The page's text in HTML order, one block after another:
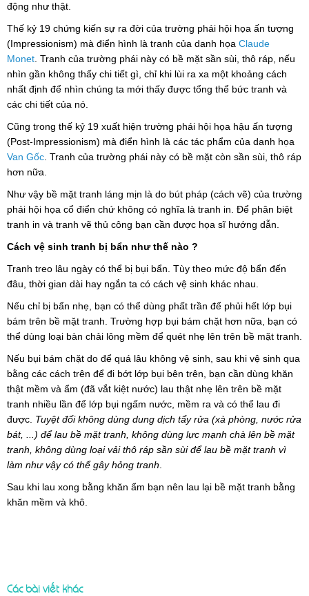
động như thật.
Thế kỷ 19 chứng kiến sự ra đời của trường phái hội họa ấn tượng
(Impressionism) mà điển hình là tranh của danh họa Claude
Monet . Tranh của trường phái này có bề mặt sần sùi, thô ráp, nếu
nhìn gần không thấy chi tiết gì, chỉ khi lùi ra xa một khoảng cách
nhất định để nhìn chúng ta mới thấy được tổng thể bức tranh và
các chi tiết của nó.
Cũng trong thế kỷ 19 xuất hiện trường phái hội họa hậu ấn tượng
(Post-Impressionism) mà điển hình là các tác phẩm của danh họa
Van Gốc . Tranh của trường phái này có bề mặt còn sần sùi, thô ráp
hơn nữa.
Như vậy bề mặt tranh láng mịn là do bút pháp (cách vẽ) của trường
phái hội họa cổ điển chứ không có nghĩa là tranh in. Để phân biệt
tranh in và tranh vẽ thủ công bạn cần được họa sĩ hướng dẫn.
Cách vệ sinh tranh bị bẩn như thế nào ?
Tranh treo lâu ngày có thể bị bụi bẩn. Tùy theo mức độ bẩn đến
đâu, thời gian dài hay ngắn ta có cách vệ sinh khác nhau.
Nếu chỉ bị bẩn nhẹ, bạn có thể dùng phất trần để phủi hết lớp bụi
bám trên bề mặt tranh. Trường hợp bụi bám chặt hơn nữa, bạn có
thể dùng loại bàn chải lông mềm để quét nhẹ lên trên bề mặt tranh.
Nếu bụi bám chặt do để quá lâu không vệ sinh, sau khi vệ sinh qua
bằng các cách trên để đi bớt lớp bụi bên trên, bạn cần dùng khăn
thật mềm và ẩm (đã vắt kiệt nước) lau thật nhẹ lên trên bề mặt
tranh nhiều lần để lớp bụi ngấm nước, mềm ra và có thể lau đi
được. Tuyệt đối không dùng dung dịch tẩy rửa (xà phòng, nước rửa
bát, ...) để lau bề mặt tranh, không dùng lực mạnh chà lên bề mặt
tranh, không dùng loại vải thô ráp sần sùi để lau bề mặt tranh vì
làm như vậy có thể gây hỏng tranh
Sau khi lau xong bằng khăn ẩm bạn nên lau lại bề mặt tranh bằng
khăn mềm và khô.
Các bài viết khác